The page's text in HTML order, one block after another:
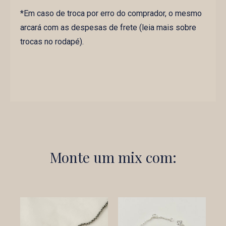
*Em caso de troca por erro do comprador, o mesmo
arcará com as despesas de frete (leia mais sobre
trocas no rodapé).
Monte um mix com: